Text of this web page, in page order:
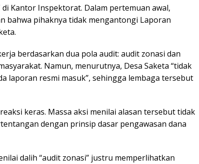
Kantor Inspektorat. Dalam pertemuan awal,
bahwa pihaknya tidak mengantongi Laporan
berdasarkan dua pola audit: audit zonasi dan
Namun, menurutnya, Desa Saketa “tidak
laporan resmi masuk”, sehingga lembaga tersebut
keras. Massa aksi menilai alasan tersebut tidak
dengan prinsip dasar pengawasan dana
dalih “audit zonasi” justru memperlihatkan